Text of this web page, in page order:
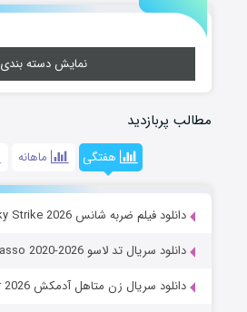
نمایش دسته بندی
مطالب پربازدید
هفتگی ماهانه
دانلود فیلم ضربه شانس Lucky Strike 2026
دانلود سریال تد لاسو Ted Lasso 2020-2026
دانلود سریال زن متاهل آدمکش A Bona Fide Killer 2026